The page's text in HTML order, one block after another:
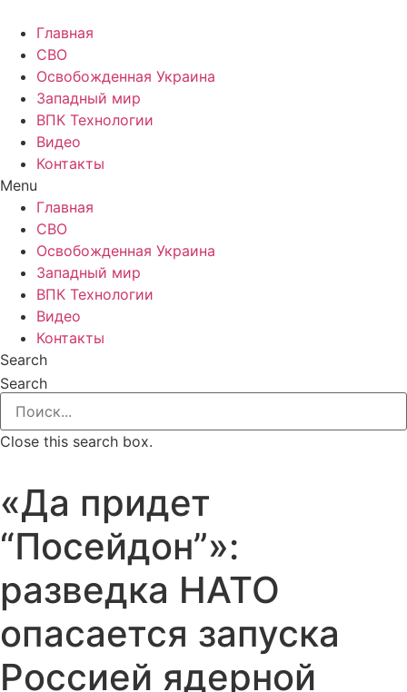
Главная
СВО
Освобожденная Украина
Западный мир
ВПК Технологии
Видео
Контакты
Menu
Главная
СВО
Освобожденная Украина
Западный мир
ВПК Технологии
Видео
Контакты
Search
Search
Close this search box.
«Да придет
“Посейдон”»:
разведка НАТО
опасается запуска
Россией ядерной